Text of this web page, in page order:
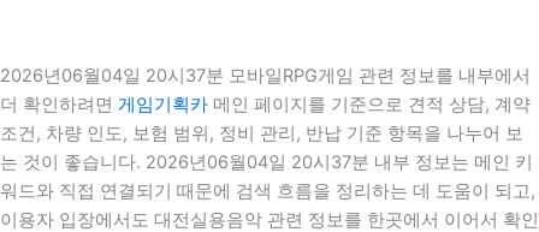
2026년06월04일 20시37분 모바일RPG게임 관련 정보를 내부에서
더 확인하려면 게임기획카 메인 페이지를 기준으로 견적 상담, 계약
조건, 차량 인도, 보험 범위, 정비 관리, 반납 기준 항목을 나누어 보
는 것이 좋습니다. 2026년06월04일 20시37분 내부 정보는 메인 키
워드와 직접 연결되기 때문에 검색 흐름을 정리하는 데 도움이 되고,
이용자 입장에서도 대전실용음악 관련 정보를 한곳에서 이어서 확인